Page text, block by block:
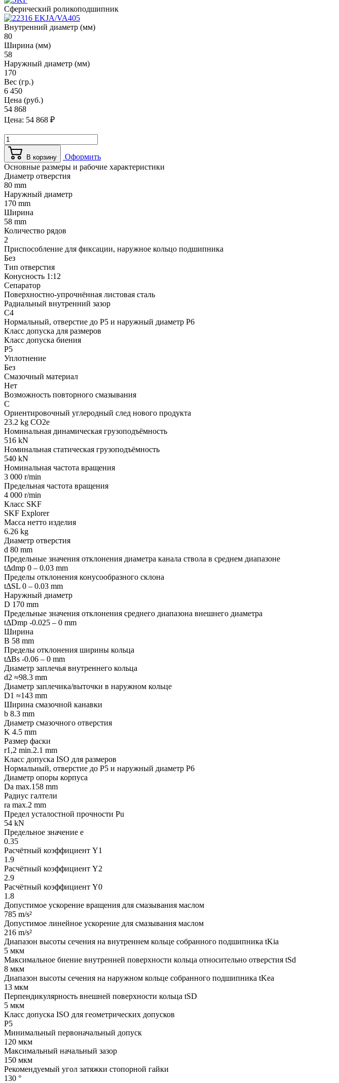
Сферический роликоподшипник
Внутренний диаметр (мм)
80
Ширина (мм)
58
Наружный диаметр (мм)
170
Вес (гр.)
6 450
Цена (руб.)
54 868
Цена: 54 868 ₽
В корзину
Оформить
Основные размеры и рабочие характеристики
Диаметр отверстия
80 mm
Наружный диаметр
170 mm
Ширина
58 mm
Количество рядов
2
Приспособление для фиксации, наружное кольцо подшипника
Без
Тип отверстия
Конусность 1:12
Сепаратор
Поверхностно-упрочнённая листовая сталь
Радиальный внутренний зазор
C4
Нормальный, отверстие до P5 и наружный диаметр P6
Класс допуска для размеров
Класс допуска биения
P5
Уплотнение
Без
Смазочный материал
Нет
Возможность повторного смазывания
С
Ориентировочный углеродный след нового продукта
23.2 kg CO2e
Номинальная динамическая грузоподъёмность
516 kN
Номинальная статическая грузоподъёмность
540 kN
Номинальная частота вращения
3 000 r/min
Предельная частота вращения
4 000 r/min
Класс SKF
SKF Explorer
Масса нетто изделия
6.26 kg
Диаметр отверстия
d 80 mm
Предельные значения отклонения диаметра канала ствола в среднем диапазоне
tΔdmp 0 – 0.03 mm
Пределы отклонения конусообразного склона
tΔSL 0 – 0.03 mm
Наружный диаметр
D 170 mm
Предельные значения отклонения среднего диапазона внешнего диаметра
tΔDmp -0.025 – 0 mm
Ширина
B 58 mm
Пределы отклонения ширины кольца
tΔBs -0.06 – 0 mm
Диаметр заплечья внутреннего кольца
d2 ≈98.3 mm
Диаметр заплечика/выточки в наружном кольце
D1 ≈143 mm
Ширина смазочной канавки
b 8.3 mm
Диаметр смазочного отверстия
K 4.5 mm
Размер фаски
r1,2 min.2.1 mm
Класс допуска ISO для размеров
Нормальный, отверстие до P5 и наружный диаметр P6
Диаметр опоры корпуса
Da max.158 mm
Радиус галтели
ra max.2 mm
Предел усталостной прочности Pu
54 kN
Предельное значение e
0.35
Расчётный коэффициент Y1
1.9
Расчётный коэффициент Y2
2.9
Расчётный коэффициент Y0
1.8
Допустимое ускорение вращения для смазывания маслом
785 m/s²
Допустимое линейное ускорение для смазывания маслом
216 m/s²
Диапазон высоты сечения на внутреннем кольце собранного подшипника tKia
5 мкм
Максимальное биение внутренней поверхности кольца относительно отверстия tSd
8 мкм
Диапазон высоты сечения на наружном кольце собранного подшипника tKea
13 мкм
Перпендикулярность внешней поверхности кольца tSD
5 мкм
Класс допуска ISO для геометрических допусков
P5
Минимальный первоначальный допуск
120 мкм
Максимальный начальный зазор
150 мкм
Рекомендуемый угол затяжки стопорной гайки
130 °